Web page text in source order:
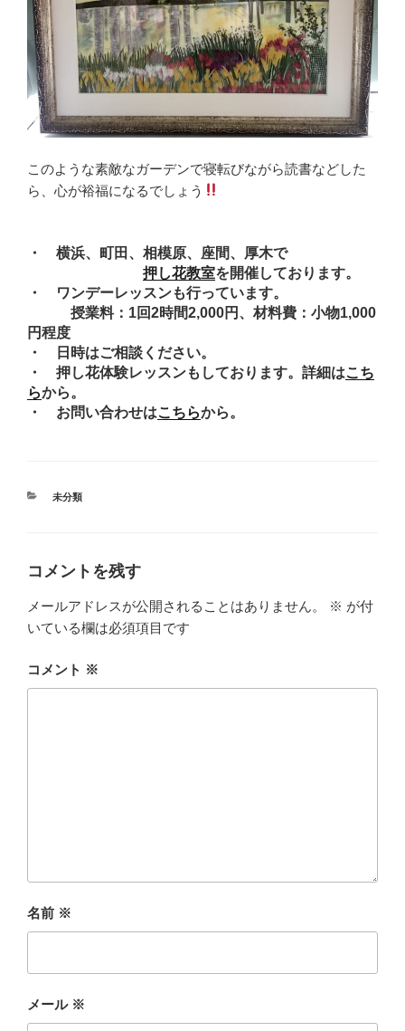
このような素敵なガーデンで寝転びながら読書などした
ら、心が裕福になるでしょう
・ 横浜、町田、相模原、座間、厚木で
押し花教室を開催しております。
・ ワンデーレッスンも行っています。
授業料：1回2時間2,000円、材料費：小物1,000
円程度
・ 日時はご相談ください。
・ 押し花体験レッスンもしております。詳細はこち
らから。
・ お問い合わせはこちらから。
カ
未分類
コメントを残す
メールアドレスが公開されることはありません。 ※ が付
いている欄は必須項目です
コメント ※
名前 ※
メール ※